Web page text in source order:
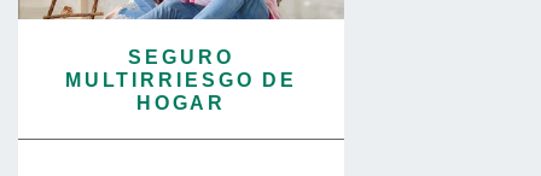
SEGURO
MULTIRRIESGO DE
HOGAR